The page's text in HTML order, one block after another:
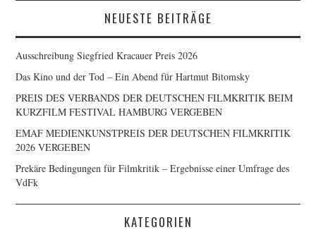
NEUESTE BEITRÄGE
Ausschreibung Siegfried Kracauer Preis 2026
Das Kino und der Tod – Ein Abend für Hartmut Bitomsky
PREIS DES VERBANDS DER DEUTSCHEN FILMKRITIK BEIM
KURZFILM FESTIVAL HAMBURG VERGEBEN
EMAF MEDIENKUNSTPREIS DER DEUTSCHEN FILMKRITIK
2026 VERGEBEN
Prekäre Bedingungen für Filmkritik – Ergebnisse einer Umfrage des
VdFk
KATEGORIEN